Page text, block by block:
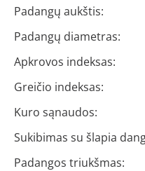
Padangų aukštis:
Padangų diametras:
Apkrovos indeksas:
Greičio indeksas:
Kuro sąnaudos:
Sukibimas su šlapia
Padangos triukšmas: